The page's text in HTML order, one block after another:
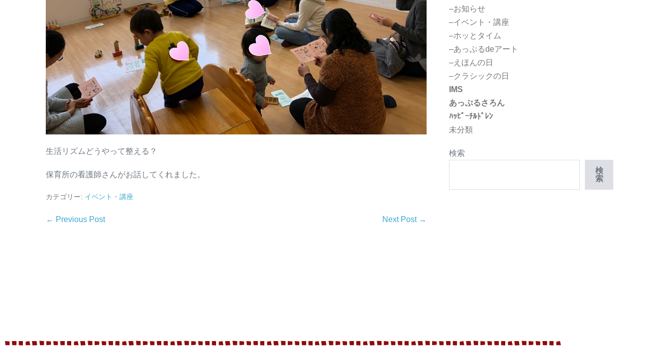
生活リズムどうやって整える？
保育所の看護師さんがお話してくれました。
カテゴリー: イベント・講座
← Previous Post Next Post →
–お知らせ
–イベント・講座
–ホッとタイム
–あっぷるdeアート
–えほんの日
–クラシックの日
IMS
あっぷるさろん
ﾊｯﾋﾟｰﾁﾙﾄﾞﾚﾝ
未分類
検索
検
索